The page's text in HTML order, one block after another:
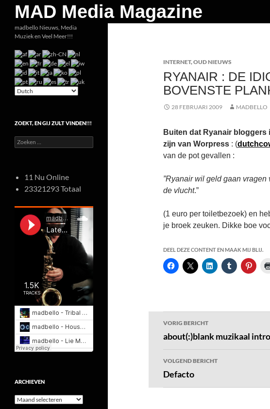
inhoud
MAD Media Magazine
Zoeken
INTERNET,OUD NIEUWS
RYANAIR : DE
BOVENSTE
28 FEBRUARI 2009 MADBELLO
Buiten dat Ryanair
zijn van Worpress : (
van de pot gevallen :
”Ryanair wil geld gaan
de vlucht.”
(1 euro per toiletbezoek) en
je broek zeuken. Dikke boe
DEEL DEZE CONTENT EN MAAK MIJ BLIJ.
Bericht
navigatie
VORIG BERICHT
about(:)blank muzikaal
VOLGEND BERICHT
Defacto
madbello Nieuws, Media
Muziek en Veel Meer!!!
ZOEKT, EN GIJ ZULT VINDEN!!!
Zoeken
naar:
11 Nu Online
23321293 Totaal
ARCHIEVEN
Archieven